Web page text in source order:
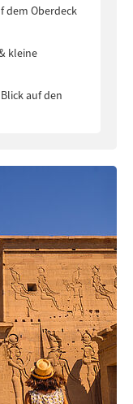
dem Oberdeck
kleine
auf den